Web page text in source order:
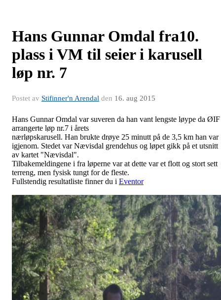
Hans Gunnar Omdal fra10.
plass i VM til seier i karusell
løp nr. 7
Postet av Stifinner'n Arendal den 16. aug 2015
Hans Gunnar Omdal var suveren da han vant lengste løype da ØIF
arrangerte løp nr.7 i årets
nærløpskarusell. Han brukte drøye 25 minutt på de 3,5 km han var
igjenom. Stedet var Nævisdal grendehus og løpet gikk på et utsnitt
av kartet "Nævisdal".
Tilbakemeldingene i fra løperne var at dette var et flott og stort sett
terreng, men fysisk tungt for de fleste.
Fullstendig resultatliste finner du i Eventor